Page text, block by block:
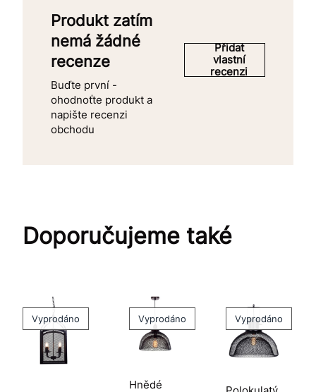
Produkt zatím
nemá žádné
recenze
Buďte první -
ohodnoťte produkt a
napište recenzi
obchodu
Přidat
vlastní
recenzi
Doporučujeme také
Vyprodáno Vyprodáno
Hnědé
Vyprodáno